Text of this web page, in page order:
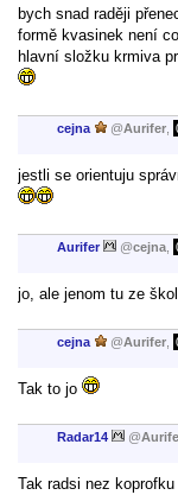
bych snad raději
formě kvasinek není
hlavní složku krmiva
cejna @Aurifer
jestli se orientuju
Aurifer @cejna
jo, ale jenom tu ze
cejna @Aurifer
Tak to jo
Radar14 @
Tak radsi nez